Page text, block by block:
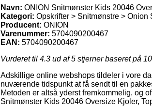
Navn: ONION Snitmønster Kids 20046
Kategori: Opskrifter > Snitmønstre > Onion
Producent: ONION
Varenummer: 5704090200467
EAN: 5704090200467
Vurderet til 4.3 ud af 5 stjerner baseret på 10
Adskillige online webshops tildeler i vore
nuværende tidspunkt at få sendt til en
Metoden er altså yderst fremkommelig, og
Snitmønster Kids 20046 Oversize Kjoler,